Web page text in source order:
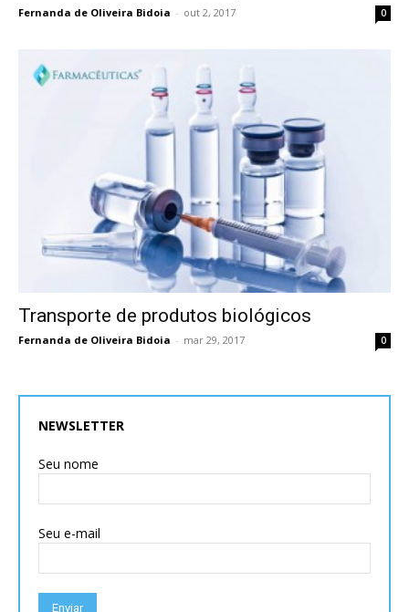
Fernanda de Oliveira Bidoia - out 2, 2017 0
Transporte de produtos biológicos
Fernanda de Oliveira Bidoia - mar 29, 2017 0
NEWSLETTER
Seu nome
Seu e-mail